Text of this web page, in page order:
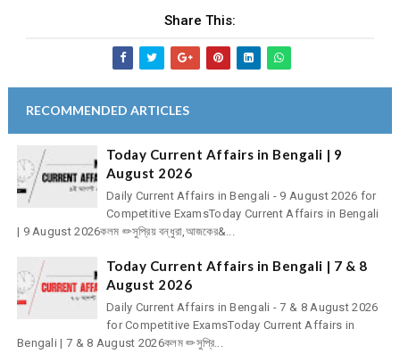
Share This:
RECOMMENDED ARTICLES
Today Current Affairs in Bengali | 9
August 2026
Daily Current Affairs in Bengali - 9 August 2026 for
Competitive ExamsToday Current Affairs in Bengali
| 9 August 2026কলম ✏সুপ্রিয় বন্ধুরা,আজকের&...
Today Current Affairs in Bengali | 7 & 8
August 2026
Daily Current Affairs in Bengali - 7 & 8 August 2026
for Competitive ExamsToday Current Affairs in
Bengali | 7 & 8 August 2026কলম ✏সুপ্রি...